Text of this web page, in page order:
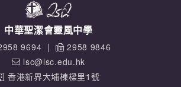
中華聖潔會靈風中學
9694 |
2958 9846
lsc@lsc.edu.hk
香港新界大埔棟樑里1號